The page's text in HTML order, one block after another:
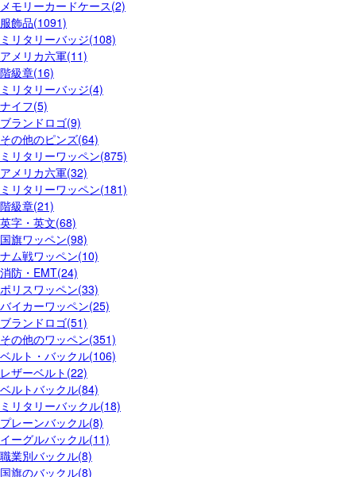
メモリーカードケース(2)
服飾品(1091)
ミリタリーバッジ(108)
アメリカ六軍(11)
階級章(16)
ミリタリーバッジ(4)
ナイフ(5)
ブランドロゴ(9)
その他のピンズ(64)
ミリタリーワッペン(875)
アメリカ六軍(32)
ミリタリーワッペン(181)
階級章(21)
英字・英文(68)
国旗ワッペン(98)
ナム戦ワッペン(10)
消防・EMT(24)
ポリスワッペン(33)
バイカーワッペン(25)
ブランドロゴ(51)
その他のワッペン(351)
ベルト・バックル(106)
レザーベルト(22)
ベルトバックル(84)
ミリタリーバックル(18)
プレーンバックル(8)
イーグルバックル(11)
職業別バックル(8)
国旗のバックル(8)